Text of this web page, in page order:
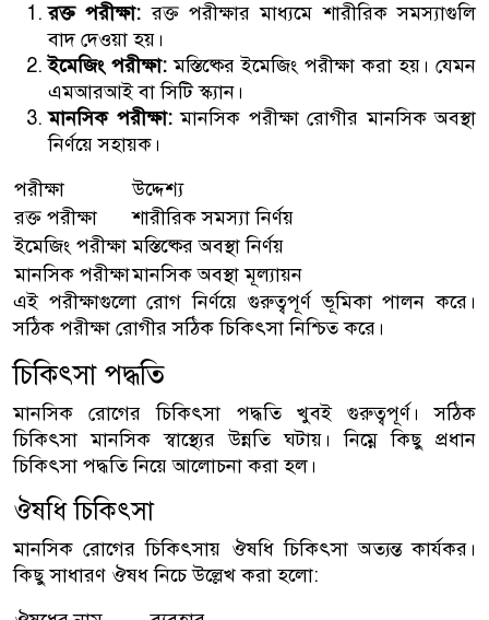
রক্ত পরীক্ষা: রক্ত পরীক্ষার মাধ্যমে শারীরিক সমস্যাগুলি
বাদ দেওয়া হয়।
ইমেজিং পরীক্ষা: মস্তিষ্কের ইমেজিং পরীক্ষা করা হয়। যেমন
এমআরআই বা সিটি স্ক্যান।
মানসিক পরীক্ষা:মানসিক পরীক্ষা রোগীর মানসিক অবস্থা
নির্ণয়ে সহায়ক।
পরীক্ষা
উদ্দেশ্য
রক্ত পরীক্ষা
শারীরিক সমস্যা নির্ণয়
ইমেজিং পরীক্ষা মস্তিষ্কের অবস্থা নির্ণয়
মানসিক পরীক্ষামানসিক অবস্থা মূল্যায়ন
এই পরীক্ষাগুলো রোগ নির্ণয়ে গুরুত্বপূর্ণ ভূমিকা পালন করে।
সঠিক পরীক্ষা রোগীর সঠিক চিকিৎসা নিশ্চিত করে।
চিকিৎসা পদ্ধতি
মানসিক রোগের চিকিৎসা পদ্ধতি খুবই গুরুত্বপূর্ণ। সঠিক
চিকিৎসা মানসিক স্বাস্থ্যের উন্নতি ঘটায়। নিম্নে কিছু প্রধান
চিকিৎসা পদ্ধতি নিয়ে আলোচনা করা হল।
ঔষধি চিকিৎসা
মানসিক রোগের চিকিৎসায় ঔষধি চিকিৎসা অত্যন্ত কার্যকর।
কিছু সাধারণ ঔষধ নিচে উল্লেখ করা হলো: